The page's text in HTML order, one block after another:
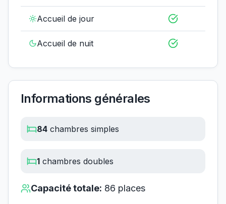
Accueil de jour
Accueil de nuit
Informations générales
84 chambres simples
1 chambres doubles
Capacité totale: 86 places